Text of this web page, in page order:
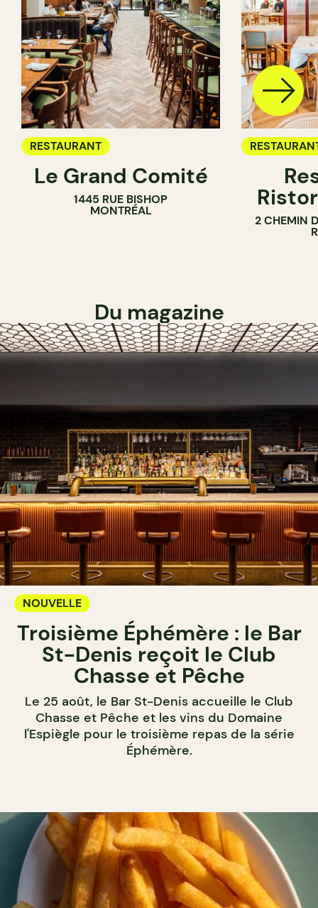
RESTAURANT
Le Grand Comité
1445 RUE BISHOP
MONTRÉAL
2 CHEMIN
Du magazine
NOUVELLE
Troisième Éphémère : le Bar
St-Denis reçoit le Club
Chasse et Pêche
Le 25 août, le Bar St-Denis accueille le Club
Chasse et Pêche et les vins du Domaine
l'Espiègle pour le troisième repas de la série
Éphémère.